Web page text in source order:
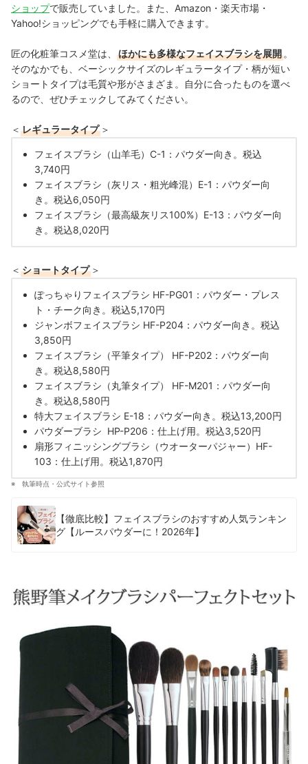
ショップで販売していました。また、Amazon・楽天市場・
Yahoo!ショッピングでも手軽に購入できます。
匠の化粧筆コスメ堂は、 ほかにも多様なフェイスブラシを展開 。
そのなかでも、ベーシックサイズのレギュラータイプ・柄が短い
ショートタイプは毛質や形がさまざま。自分に合ったものを選べ
るので、ぜひチェックしてみてください。
＜ レギュラータイプ ＞
フェイスブラシ（山羊毛）C-1：パウダー向き。税込
3,740円
フェイスブラシ（灰リス・粗光峰混）E-1：パウダー向
き。税込6,050円
フェイスブラシ（最高級灰リス100%）E-13：パウダー向
き。税込8,020円
＜ ショートタイプ ＞
ぽっちゃりフェイスブラシ HF-PG01：パウダー・プレス
ト・チーク向き。税込5,170円
ジャンボフェイスブラシ HF-P204：パウダー向き。税込
3,850円
フェイスブラシ（平筆タイプ） HF-P202：パウダー向
き。税込8,580円
フェイスブラシ（丸筆タイプ） HF-M201：パウダー向
き。税込8,580円
特大フェイスブラシ E-18：パウダー向き。税込13,200円
パウダーブラシ HP-P206：仕上げ用。税込3,520円
扇形フィニッシングブラシ（ウオーターパジャー）HF-
103：仕上げ用。税込1,870円
執筆時点・公式サイト参照
【徹底比較】フェイスブラシのおすすめ人気ランキン
グ【ルースパウダーに！2026年】